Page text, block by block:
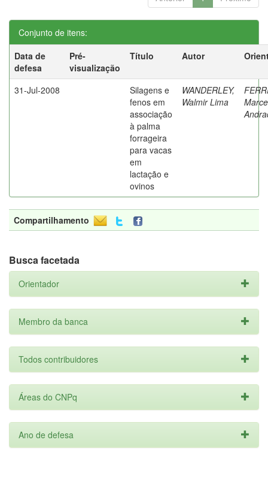
Conjunto de itens:
Data de
defesa
Pré-
visualização
Título Autor
31-Jul-2008
Silagens e
fenos em
associação
à palma
forrageira
para vacas
em
lactação e
ovinos
WANDERLEY,
Walmir Lima
Compartilhamento
Busca facetada
Orientador
Membro da banca
Todos contribuidores
Áreas do CNPq
Ano de defesa